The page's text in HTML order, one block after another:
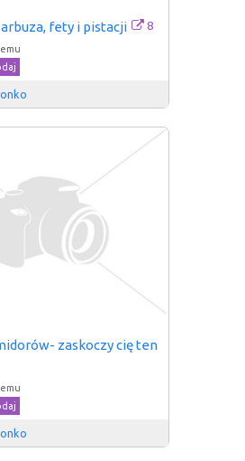
fety i pistacji 8
zaskoczy cię ten